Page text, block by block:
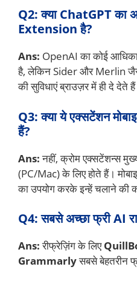
Q2: क्या ChatGPT का
Extension है?
Ans: OpenAI का कोई
है, लेकिन Sider और Merlin
की सुविधाएं ब्राउज़र में ही दे देते
Q3: क्या ये एक्सटेंशन
हैं?
Ans:नहीं, क्रोम एक्सटेंशन्स
(PC/Mac) के लिए होते हैं।
का उपयोग करके इन्हें चलाने की
Q4: सबसे अच्छा फ्री AI
Ans:रीफ्रेज़िंग के लिए
Grammarlyसबसे बेहतरीन